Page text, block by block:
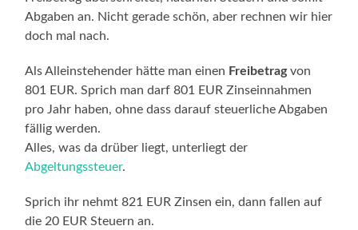
Abgaben an. Nicht gerade schön, aber rechnen wir hier
doch mal nach.
Als Alleinstehender hätte man einen Freibetragvon
801 EUR. Sprich man darf 801 EUR Zinseinnahmen
pro Jahr haben, ohne dass darauf steuerliche Abgaben
fällig werden.
Alles, was da drüber liegt, unterliegt der
Abgeltungssteuer.
Sprich ihr nehmt 821 EUR Zinsen ein, dann fallen auf
die 20 EUR Steuern an.